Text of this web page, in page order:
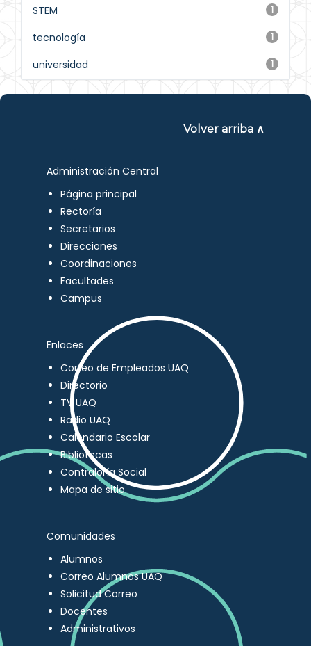
1
STEM
1
tecnología
1
universidad
Volver arriba ∧
Administración Central
Página principal
Rectoría
Secretarios
Direcciones
Coordinaciones
Facultades
Campus
Enlaces
Correo de Empleados UAQ
Directorio
TV UAQ
Radio UAQ
Calendario Escolar
Bibliotecas
Contraloría Social
Mapa de sitio
Comunidades
Alumnos
Correo Alumnos UAQ
Solicitud Correo
Docentes
Administrativos